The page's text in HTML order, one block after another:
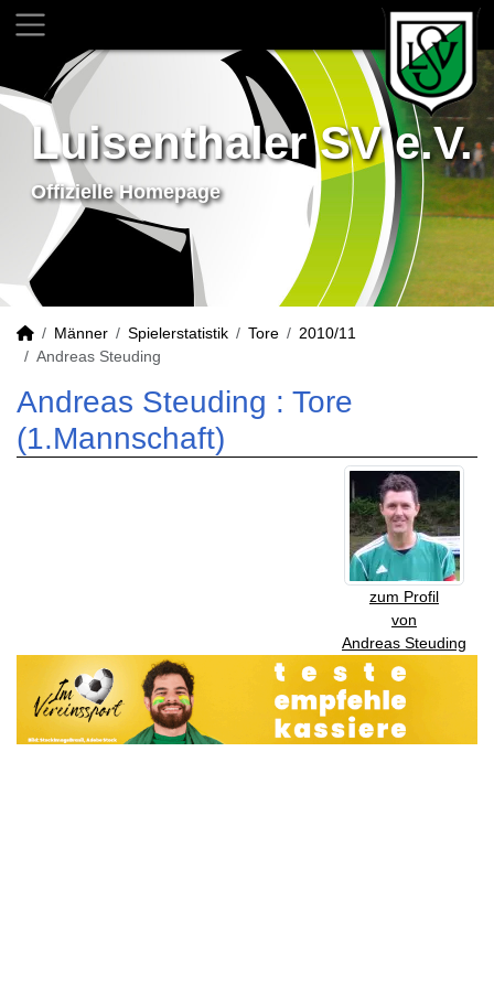
Luisenthaler SV e.V.
Offizielle Homepage
Männer Spielerstatistik Tore
2010/11
Andreas Steuding
Andreas Steuding : Tore
(1.Mannschaft)
zum Profil
von
Andreas Steuding